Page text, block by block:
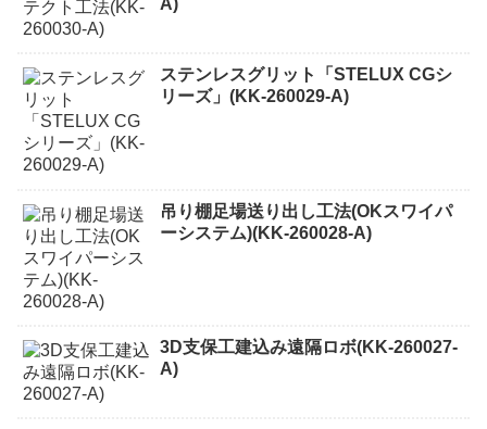
ステンレスグリット「STELUX CGシ
リーズ」(KK-260029-A)
吊り棚足場送り出し工法(OKスワイパ
ーシステム)(KK-260028-A)
3D支保工建込み遠隔ロボ(KK-260027-
A)